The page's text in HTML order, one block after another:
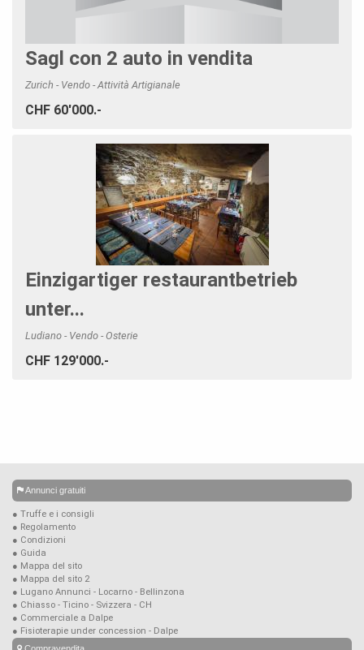
Sagl con 2 auto in vendita
Zurich - Vendo - Attività Artigianale
CHF 60'000.-
Einzigartiger restaurantbetrieb
unter...
Ludiano - Vendo - Osterie
CHF 129'000.-
Annunci gratuiti
● Truffe e i consigli
● Regolamento
● Condizioni
● Guida
● Mappa del sito
● Mappa del sito 2
● Lugano Annunci - Locarno - Bellinzona
● Chiasso - Ticino - Svizzera - CH
● Commerciale a Dalpe
● Fisioterapie under concession - Dalpe